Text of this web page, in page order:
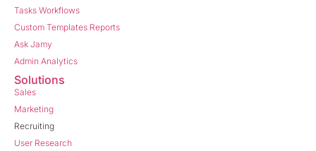
Tasks Workflows
Custom Templates Reports
Ask Jamy
Admin Analytics
Solutions
Sales
Marketing
Recruiting
User Research